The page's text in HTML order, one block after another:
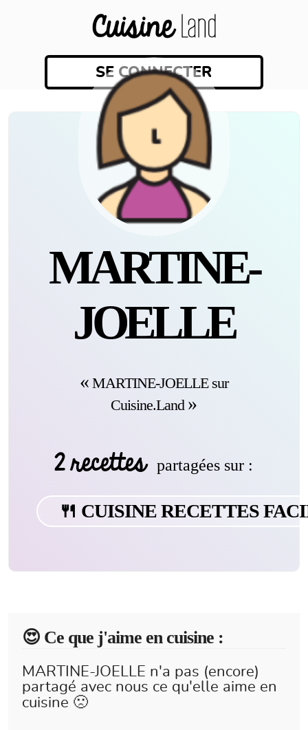
SE CONNECTER
MARTINE-
JOELLE
MARTINE-JOELLE sur
Cuisine.Land
2 recettes partagées sur :
🍴 CUISINE RECETTES
😍️ Ce que j'aime en cuisine :
MARTINE-JOELLE n'a pas (encore)
partagé avec nous ce qu'elle aime en
cuisine 🙁